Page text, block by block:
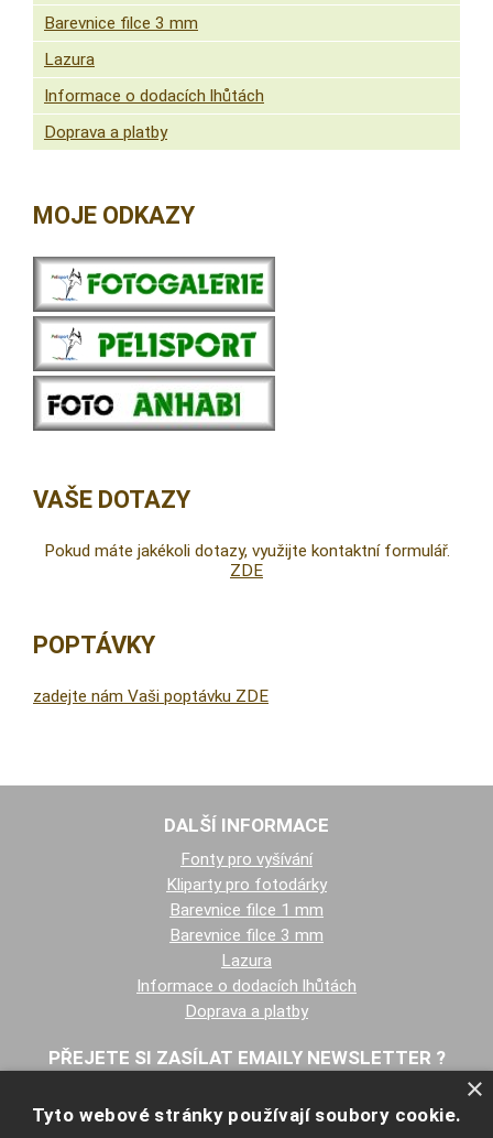
Barevnice filce 3 mm
Lazura
Informace o dodacích lhůtách
Doprava a platby
MOJE ODKAZY
VAŠE DOTAZY
Pokud máte jakékoli dotazy, využijte kontaktní formulář.
ZDE
POPTÁVKY
zadejte nám Vaši poptávku ZDE
DALŠÍ INFORMACE
Fonty pro vyšívání
Kliparty pro fotodárky
Barevnice filce 1 mm
Barevnice filce 3 mm
Lazura
Informace o dodacích lhůtách
Doprava a platby
PŘEJETE SI ZASÍLAT EMAILY NEWSLETTER ?
×
Tyto webové stránky používají soubory cookie.